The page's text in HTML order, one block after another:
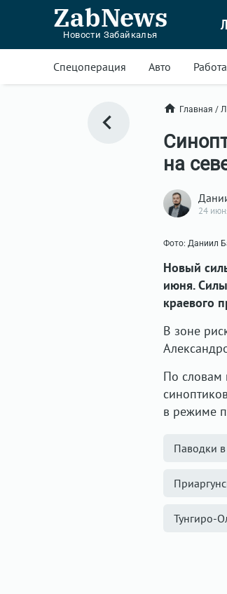
ZabNews
Новости Забайкалья
Спецоперация Авто Работа
Главная /
на
24
Фото: Даниил
Новый
июня.
краевого
В зоне
По словам
в режиме
Паводки
Тунгиро-